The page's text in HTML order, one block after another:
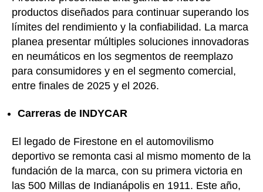
productos diseñados para continuar superando los
límites del rendimiento y la confiabilidad. La marca
planea presentar múltiples soluciones innovadoras
en neumáticos en los segmentos de reemplazo
para consumidores y en el segmento comercial,
entre finales de 2025 y el 2026.
Carreras de INDYCAR
El legado de Firestone en el automovilismo
deportivo se remonta casi al mismo momento de la
fundación de la marca, con su primera victoria en
las 500 Millas de Indianápolis en 1911. Este año,